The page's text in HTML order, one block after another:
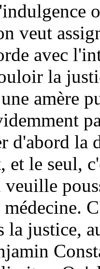
veut
avec
la
amère
d'abord la
et le seul,
la justice,